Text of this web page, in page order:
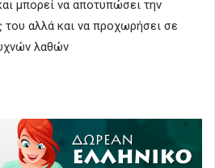
μπορεί να αποτυπώσει την
του αλλά και να προχωρήσει σε
λαθών